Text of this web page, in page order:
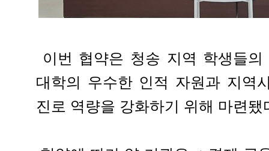
이번 협약은 청송 지역 학생들의
대학의 우수한 인적 자원과 지역
진로 역량을 강화하기 위해 마련됐